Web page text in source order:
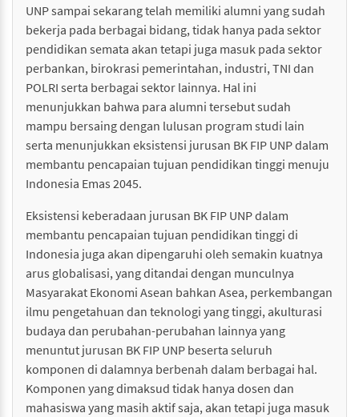
UNP sampai sekarang telah memiliki alumni yang sudah
bekerja pada berbagai bidang, tidak hanya pada sektor
pendidikan semata akan tetapi juga masuk pada sektor
perbankan, birokrasi pemerintahan, industri, TNI dan
POLRI serta berbagai sektor lainnya. Hal ini
menunjukkan bahwa para alumni tersebut sudah
mampu bersaing dengan lulusan program studi lain
serta menunjukkan eksistensi jurusan BK FIP UNP dalam
membantu pencapaian tujuan pendidikan tinggi menuju
Indonesia Emas 2045.
Eksistensi keberadaan jurusan BK FIP UNP dalam
membantu pencapaian tujuan pendidikan tinggi di
Indonesia juga akan dipengaruhi oleh semakin kuatnya
arus globalisasi, yang ditandai dengan munculnya
Masyarakat Ekonomi Asean bahkan Asea, perkembangan
ilmu pengetahuan dan teknologi yang tinggi, akulturasi
budaya dan perubahan-perubahan lainnya yang
menuntut jurusan BK FIP UNP beserta seluruh
komponen di dalamnya berbenah dalam berbagai hal.
Komponen yang dimaksud tidak hanya dosen dan
mahasiswa yang masih aktif saja, akan tetapi juga masuk